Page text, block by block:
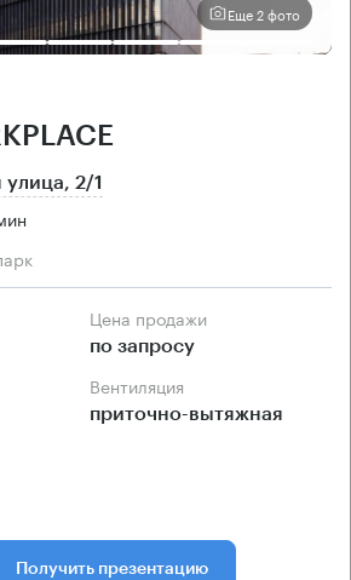
Еще 2 фото
2/1
Цена продажи
по запросу
Вентиляция
приточно-вытяжная
Получить презентацию